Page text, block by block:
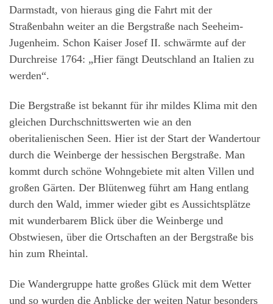
Darmstadt, von hieraus ging die Fahrt mit der
Straßenbahn weiter an die Bergstraße nach Seeheim-
Jugenheim. Schon Kaiser Josef II. schwärmte auf der
Durchreise 1764: „Hier fängt Deutschland an Italien zu
werden“.
Die Bergstraße ist bekannt für ihr mildes Klima mit den
gleichen Durchschnittswerten wie an den
oberitalienischen Seen. Hier ist der Start der Wandertour
durch die Weinberge der hessischen Bergstraße. Man
kommt durch schöne Wohngebiete mit alten Villen und
großen Gärten. Der Blütenweg führt am Hang entlang
durch den Wald, immer wieder gibt es Aussichtsplätze
mit wunderbarem Blick über die Weinberge und
Obstwiesen, über die Ortschaften an der Bergstraße bis
hin zum Rheintal.
Die Wandergruppe hatte großes Glück mit dem Wetter
und so wurden die Anblicke der weiten Natur besonders